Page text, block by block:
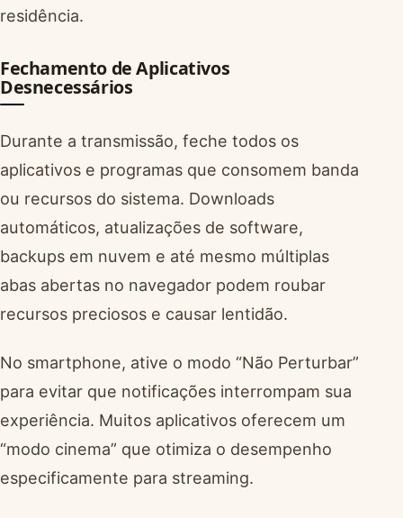
residência.
Fechamento de Aplicativos
Desnecessários
Durante a transmissão, feche todos os
aplicativos e programas que consomem banda
ou recursos do sistema. Downloads
automáticos, atualizações de software,
backups em nuvem e até mesmo múltiplas
abas abertas no navegador podem roubar
recursos preciosos e causar lentidão.
No smartphone, ative o modo “Não Perturbar”
para evitar que notificações interrompam sua
experiência. Muitos aplicativos oferecem um
“modo cinema” que otimiza o desempenho
especificamente para streaming.